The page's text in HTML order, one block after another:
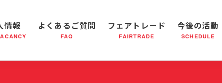
について 私たちの目指す未来 小隊(教会)のはたらき
楽活動 救世軍ブラスバンドのCD バザー 災害支援
いて 医療・社会福祉事業 出版物のご案内
情報 よくあるご質問
FAQ
フェアトレード
FAIRTRADE
今後の活動
SCHEDULE